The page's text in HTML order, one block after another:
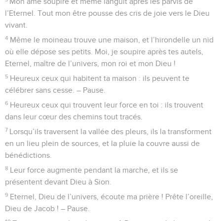
Ils forment de perfides complots contre ton peuple, ils
conspirent contre ceux que tu protèges :
5 « Venez, disent-ils, exterminons-les du milieu des nations,
et qu’on ne se souvienne plus du nom d’Israël ! »
6
Ils intriguent tous d’un même cœur, ils font une alliance
contre toi :
7
Hagaréniens,
8
de Tyr.
9
L’Assyrie aussi se joint à eux, elle prête main forte aux
10
Traite-les comme Madian, comme Sisera, comme Jabin au
torrent du Kison !
Ils ont été détruits à En-Dor, ils sont devenus du fumier